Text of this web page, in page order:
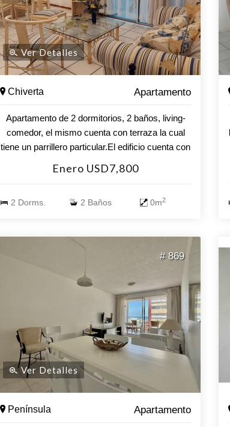
Ver Detalles
Chiverta Apartamento
Apartamento de 2 dormitorios, 2 baños, living-
comedor, el mismo cuenta con terraza la cual
tiene un parrillero particular.El edificio cuenta con
las 24 hs.
Enero USD7,800
2 Dorms. 2 Baños 0m2
# 869
Ver Detalles
Península Apartamento